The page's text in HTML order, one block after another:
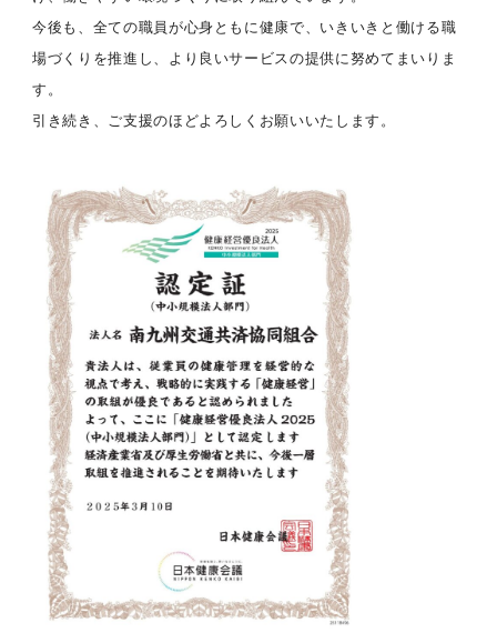
今後も、全ての職員が心身ともに健康で、いきいきと働ける職
場づくりを推進し、より良いサービスの提供に努めてまいりま
す。
引き続き、ご支援のほどよろしくお願いいたします。